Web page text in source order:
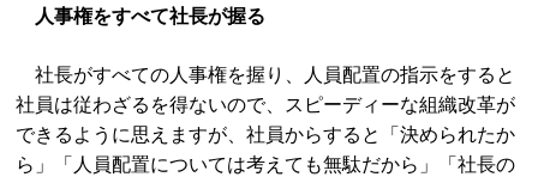
人事権をすべて社長が握る
社長がすべての人事権を握り、人員配置の指示をすると
社員は従わざるを得ないので、スピーディーな組織改革が
できるように思えますが、社員からすると「決められたか
ら」「人員配置については考えても無駄だから」「社長の